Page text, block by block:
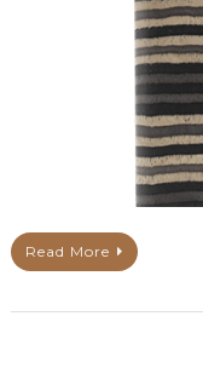
Read More